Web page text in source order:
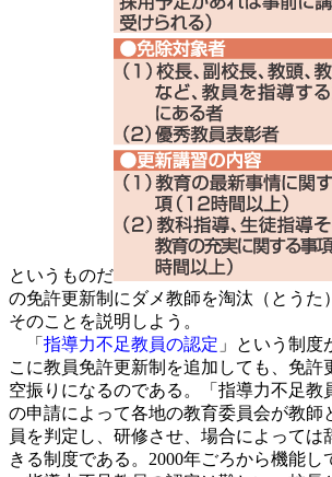
というものだ
の免許更新制にダメ教師を淘汰（とうた
そのことを説明しよう。
「 指導力不足教員の認定 」という制度
こに教員免許更新制を追加しても、免許
空振りになるのである。「指導力不足教
の申請によって各地の教育委員会が教師
員を判定し、研修させ、場合によっては
きる制度である。2000年ごろから機能し